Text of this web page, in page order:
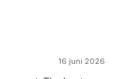
16 juni 2026